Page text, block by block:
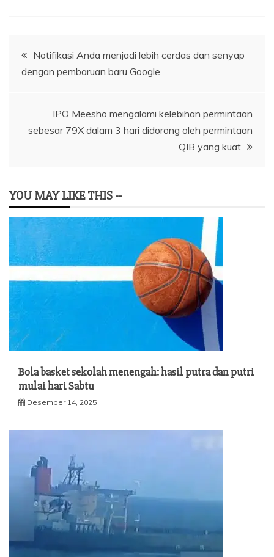
Navigasi
pos
Notifikasi Anda menjadi lebih cerdas dan senyap
dengan pembaruan baru Google
IPO Meesho mengalami kelebihan permintaan
sebesar 79X dalam 3 hari didorong oleh permintaan
QIB yang kuat
YOU MAY LIKE THIS --
Bola basket sekolah menengah: hasil putra dan putri
mulai hari Sabtu
Desember 14, 2025